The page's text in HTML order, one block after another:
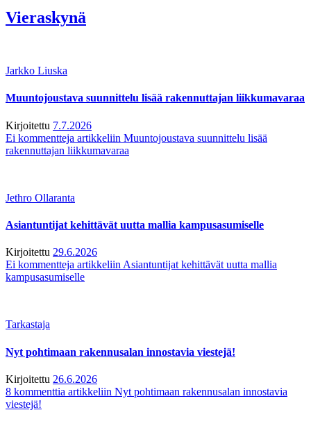
Vieraskynä
Jarkko Liuska
Muuntojoustava suunnittelu lisää rakennuttajan liikkumavaraa
Kirjoitettu 7.7.2026
Ei kommentteja artikkeliin Muuntojoustava suunnittelu lisää
rakennuttajan liikkumavaraa
Jethro Ollaranta
Asiantuntijat kehittävät uutta mallia kampusasumiselle
Kirjoitettu 29.6.2026
Ei kommentteja artikkeliin Asiantuntijat kehittävät uutta mallia
kampusasumiselle
Tarkastaja
Nyt pohtimaan rakennusalan innostavia viestejä!
Kirjoitettu 26.6.2026
8 kommenttia artikkeliin Nyt pohtimaan rakennusalan innostavia
viestejä!